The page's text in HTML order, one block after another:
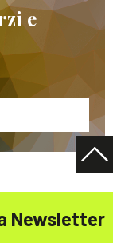
e
Newsletter